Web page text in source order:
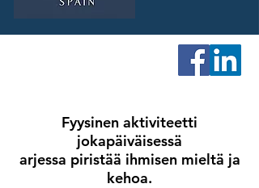
Fyysinen aktiviteetti
jokapäiväisessä
arjessa piristää ihmisen mieltä ja
kehoa.